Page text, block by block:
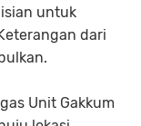
untuk
dari
Unit Gakkum